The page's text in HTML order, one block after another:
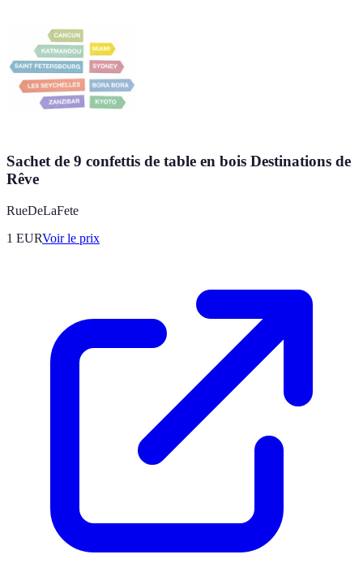
Sachet de 9 confettis de table en bois Destinations de
Rêve
RueDeLaFete
1 EURVoir le prix